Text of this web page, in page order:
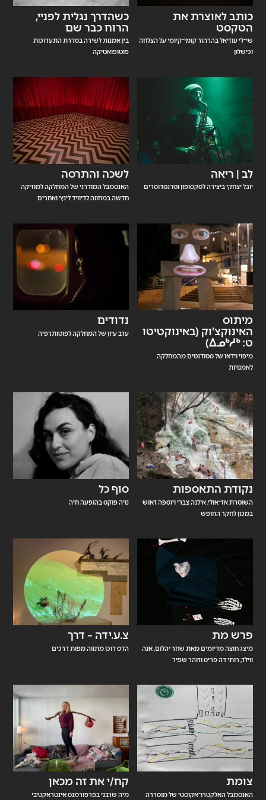
כותב לאוצרת את
הטקסט
שי־לי עוזיאל בהרהור קומי־קיומי על הצלחה
וכישלון
כשהדרך נגלית לפניי,
הרוח כבר שם
בין אמנות לשירה בסדרת התערוכות
פוטופואטיקה
לב | ריאה
יובל יצחקי ביצירה לסקסופון וטרנסדוסרים
לשכה והתרסה
האנסמבל המודרני של המחלקה למוזיקה
חדשה במחווה לדיוויד לינץ׳ ואחרים
מיתוס
האינוקצ'וק (באינוקטיטו
ט: ᐃᓄᒃᓱᒃ)
מיפוי וידאו של סטודנטים מהמחלקה
לאמנויות
נדודים
ערב עיון של המחלקה לפוטותרפיה
נקודת התאספות
השוטרת אז־אולי, אילנה צברי ויוספה זאוש
במכון לחקר החופש
סוף כל
נויה פוקס בהופעה חיה
פרש מת
מיצג חוצה מדיומים מאת שחר יהלום, אנה
ווילד, רותי דה פריס וזוהר שפיר
צ.ע.ידה – דרך
הדס דוכן מתווה מפות דרכים
צומת
האנסמבל האלקטרו־אקוסטי של מוסררה
קח/י את זה מכאן
מיה שרבני בפרפורמנס אינטראקטיבי